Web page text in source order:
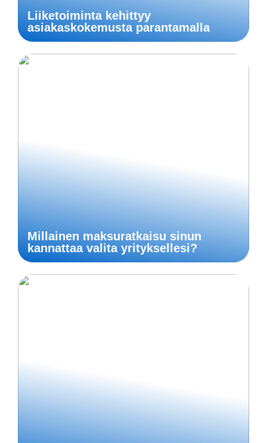
Liiketoiminta kehittyy
asiakaskokemusta parantamalla
Millainen maksuratkaisu sinun
kannattaa valita yrityksellesi?